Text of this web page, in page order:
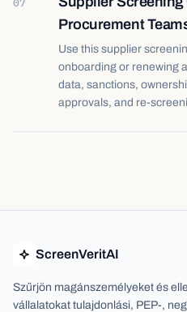
07
Procurement
Use this supplier
onboarding or renewing
data, sanctions,
approvals, and re-
ScreenVeritAI
Szűrjön magánszemélyeket és
vállalatokat tulajdonlási, PEP-,